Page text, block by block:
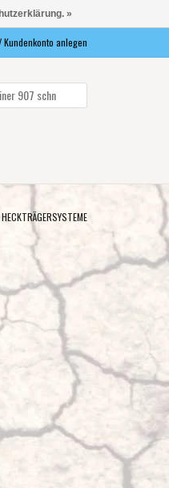
Kundenkonto anlegen
unten,
verfügbare
die
Eingabetaste,
Suchergebnis
HECKTRÄGERSYSTEME
»